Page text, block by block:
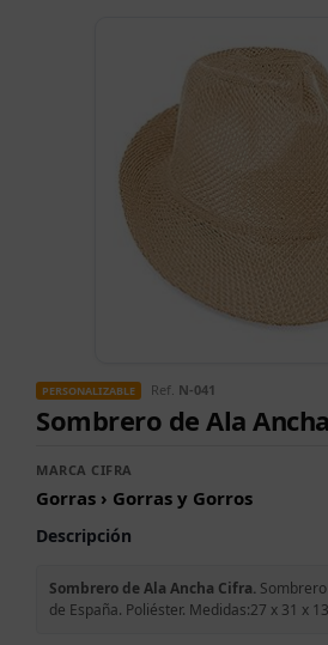
PERSONALIZABLE Ref. N-041
Sombrero de Ala
MARCA CIFRA
Gorras › Gorras y Gorros
Descripción
Sombrero de Ala Ancha Cifra.
de España. Poliéster. Medidas:27 x 31 x